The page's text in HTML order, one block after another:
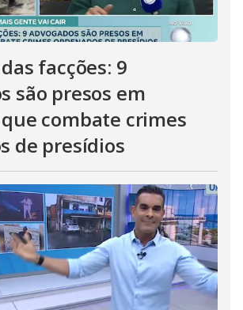
facções: 9
são presos em
combate crimes
de presídios